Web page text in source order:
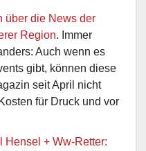
über die News der
Region. Immer
Auch wenn es
gibt, können diese
seit April nicht
für Druck und vor
Hensel + Ww-Retter: